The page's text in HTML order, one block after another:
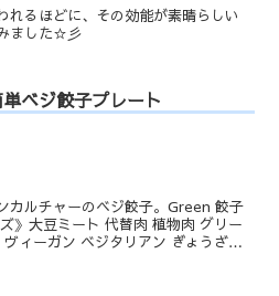
れるほどに、その効能が素晴らしい
ました☆彡
ベジ餃子プレート
カルチャーのベジ餃子。Green 餃子
》大豆ミート 代替肉 植物肉 グリー
ィーガン ベジタリアン ぎょうざ焼